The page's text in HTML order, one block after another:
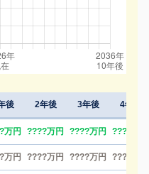
後 2年後 3年後 4年後
万円 ????万円 ????万円 ????万円
万円 ????万円 ????万円 ????万円